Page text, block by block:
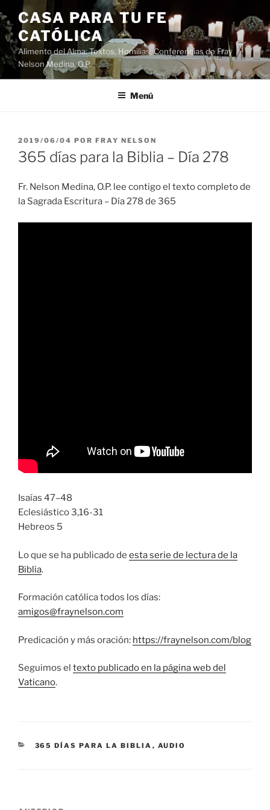
Saltar
al
contenido
CASA PARA TU FE
CATÓLICA
Alimento del Alma: Textos, Homilias, Conferencias de Fray
Nelson Medina, O.P.
Menú
PUBLICADO
EL
2019/06/04 POR FRAY NELSON
365 días para la Biblia – Día 278
Fr. Nelson Medina, O.P. lee contigo el texto completo de
la Sagrada Escritura – Día 278 de 365
Isaías 47–48
Eclesiástico 3,16-31
Hebreos 5
Lo que se ha publicado de esta serie de lectura de la
Biblia.
Formación católica todos los días:
amigos@fraynelson.com
Predicación y más oración: https://fraynelson.com/blog
Seguimos el texto publicado en la página web del
Vaticano.
CATEGORÍAS
365 DÍAS PARA LA BIBLIA , AUDIO